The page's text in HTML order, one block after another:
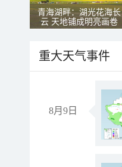
青海湖畔：湖光花海长
云 天地铺成明亮画卷
重大天气事件
8月9日